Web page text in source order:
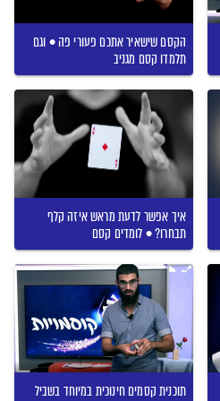
הקסם שישאיר אתכם פעורי פה • וגם
תלמדו קסם מגניב
איך אפשר לדעת מראש איזה קלף
תבחרו? • לומדים קסם
תוכנית קסמים חינוכית במיוחד בשביל